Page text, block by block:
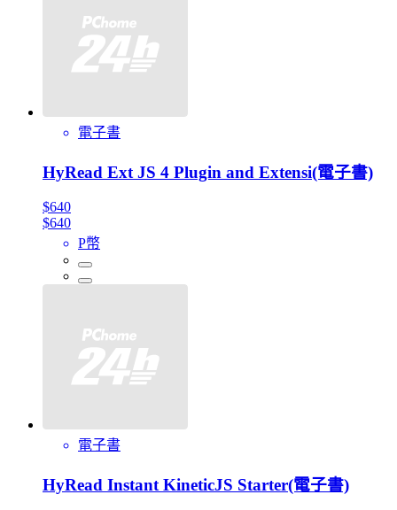
電子書
HyRead Ext JS 4 Plugin and Extensi(電子書)
$640
$640
P幣
電子書
HyRead Instant KineticJS Starter(電子書)